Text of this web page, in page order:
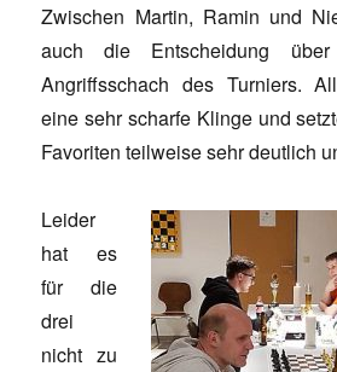
Zwischen Martin, Ramin und
auch die Entscheidung
Angriffsschach des Turniers.
eine sehr scharfe Klinge und
Favoriten teilweise sehr deutlich
Leider
hat es
für die
drei
nicht zu